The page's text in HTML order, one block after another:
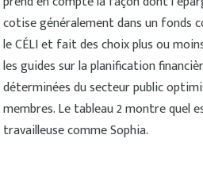
cotise généralement dans un fonds
le CÉLI et fait des choix plus ou
les guides sur la planification
déterminées du secteur public
membres. Le tableau 2 montre quel
travailleuse comme Sophia.